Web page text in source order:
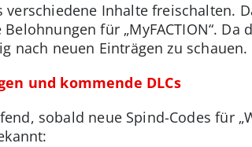
verschiedene Inhalte freischalten.
für „MyFACTION“. Da
nach neuen Einträgen zu schauen.
und kommende DLCs
sobald neue Spind-Codes für